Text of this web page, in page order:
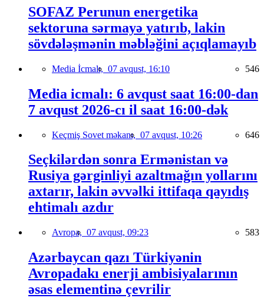
SOFAZ Perunun energetika
sektoruna sərmayə yatırıb, lakin
sövdələşmənin məbləğini açıqlamayıb
Media İcmalı, 07 avqust, 16:10 546
Media icmalı: 6 avqust saat 16:00-dan
7 avqust 2026-cı il saat 16:00-dək
Keçmiş Sovet məkanı, 07 avqust, 10:26 646
Seçkilərdən sonra Ermənistan və
Rusiya gərginliyi azaltmağın yollarını
axtarır, lakin əvvəlki ittifaqa qayıdış
ehtimalı azdır
Avropa, 07 avqust, 09:23 583
Azərbaycan qazı Türkiyənin
Avropadakı enerji ambisiyalarının
əsas elementinə çevrilir